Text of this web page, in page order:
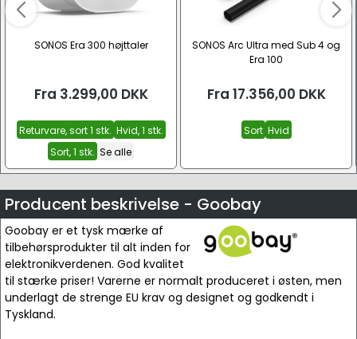
SONOS Era 300 højttaler
Fra 3.299,00 DKK
Returvare, sort 1 stk. Hvid, 1 stk.
Sort, 1 stk. Se alle
SONOS Arc Ultra med Sub 4 og
Era 100
Fra 17.356,00 DKK
Sort Hvid
Producent beskrivelse - Goobay
Goobay er et tysk mærke af
tilbehørsprodukter til alt inden for
elektronikverdenen. God kvalitet
til stærke priser! Varerne er normalt produceret i østen, men
underlagt de strenge EU krav og designet og godkendt i
Tyskland.